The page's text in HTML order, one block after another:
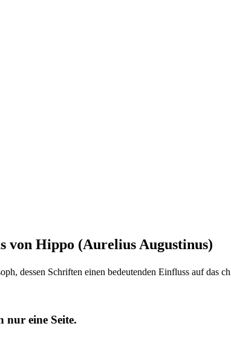
von Hippo (Aurelius Augustinus)
dessen Schriften einen bedeutenden Einfluss auf das
nur eine Seite.